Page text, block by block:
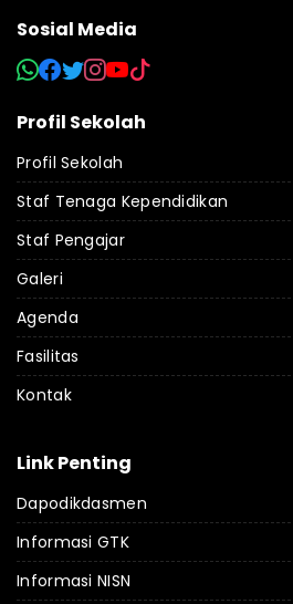
Sosial Media
Profil Sekolah
Profil Sekolah
Staf Tenaga Kependidikan
Staf Pengajar
Galeri
Agenda
Fasilitas
Kontak
Link Penting
Dapodikdasmen
Informasi GTK
Informasi NISN